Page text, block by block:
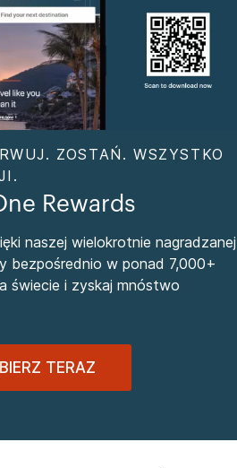
ZOSTAŃ. WSZYSTKO
Rewards
naszej wielokrotnie nagradzanej
bezpośrednio w ponad 7,000+
świecie i zyskaj mnóstwo
TERAZ